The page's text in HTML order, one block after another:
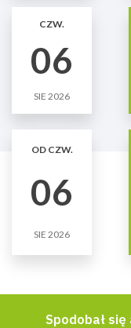
CZW.
06
SIE 2026
OD CZW.
06
SIE 2026
Spodobał się